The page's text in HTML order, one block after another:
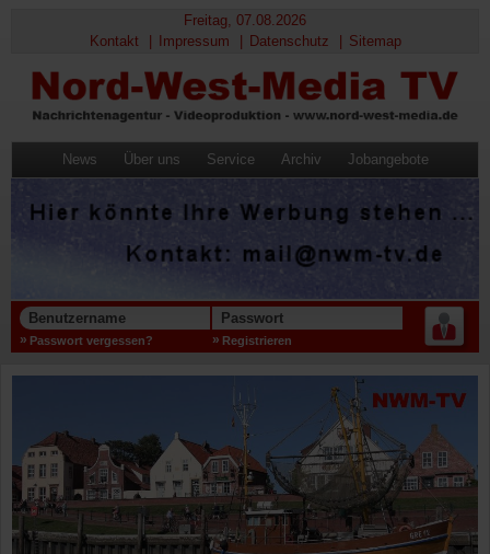
Freitag, 07.08.2026
Kontakt
Impressum Datenschutz Sitemap
News Über uns Service Archiv Jobangebote
Benutzername Passwort
Passwort vergessen? Registrieren